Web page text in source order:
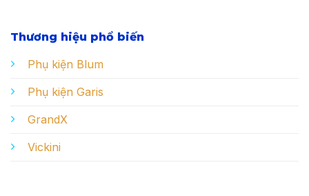
Thương hiệu phổ biến
Phụ kiện Blum
Phụ kiện Garis
GrandX
Vickini